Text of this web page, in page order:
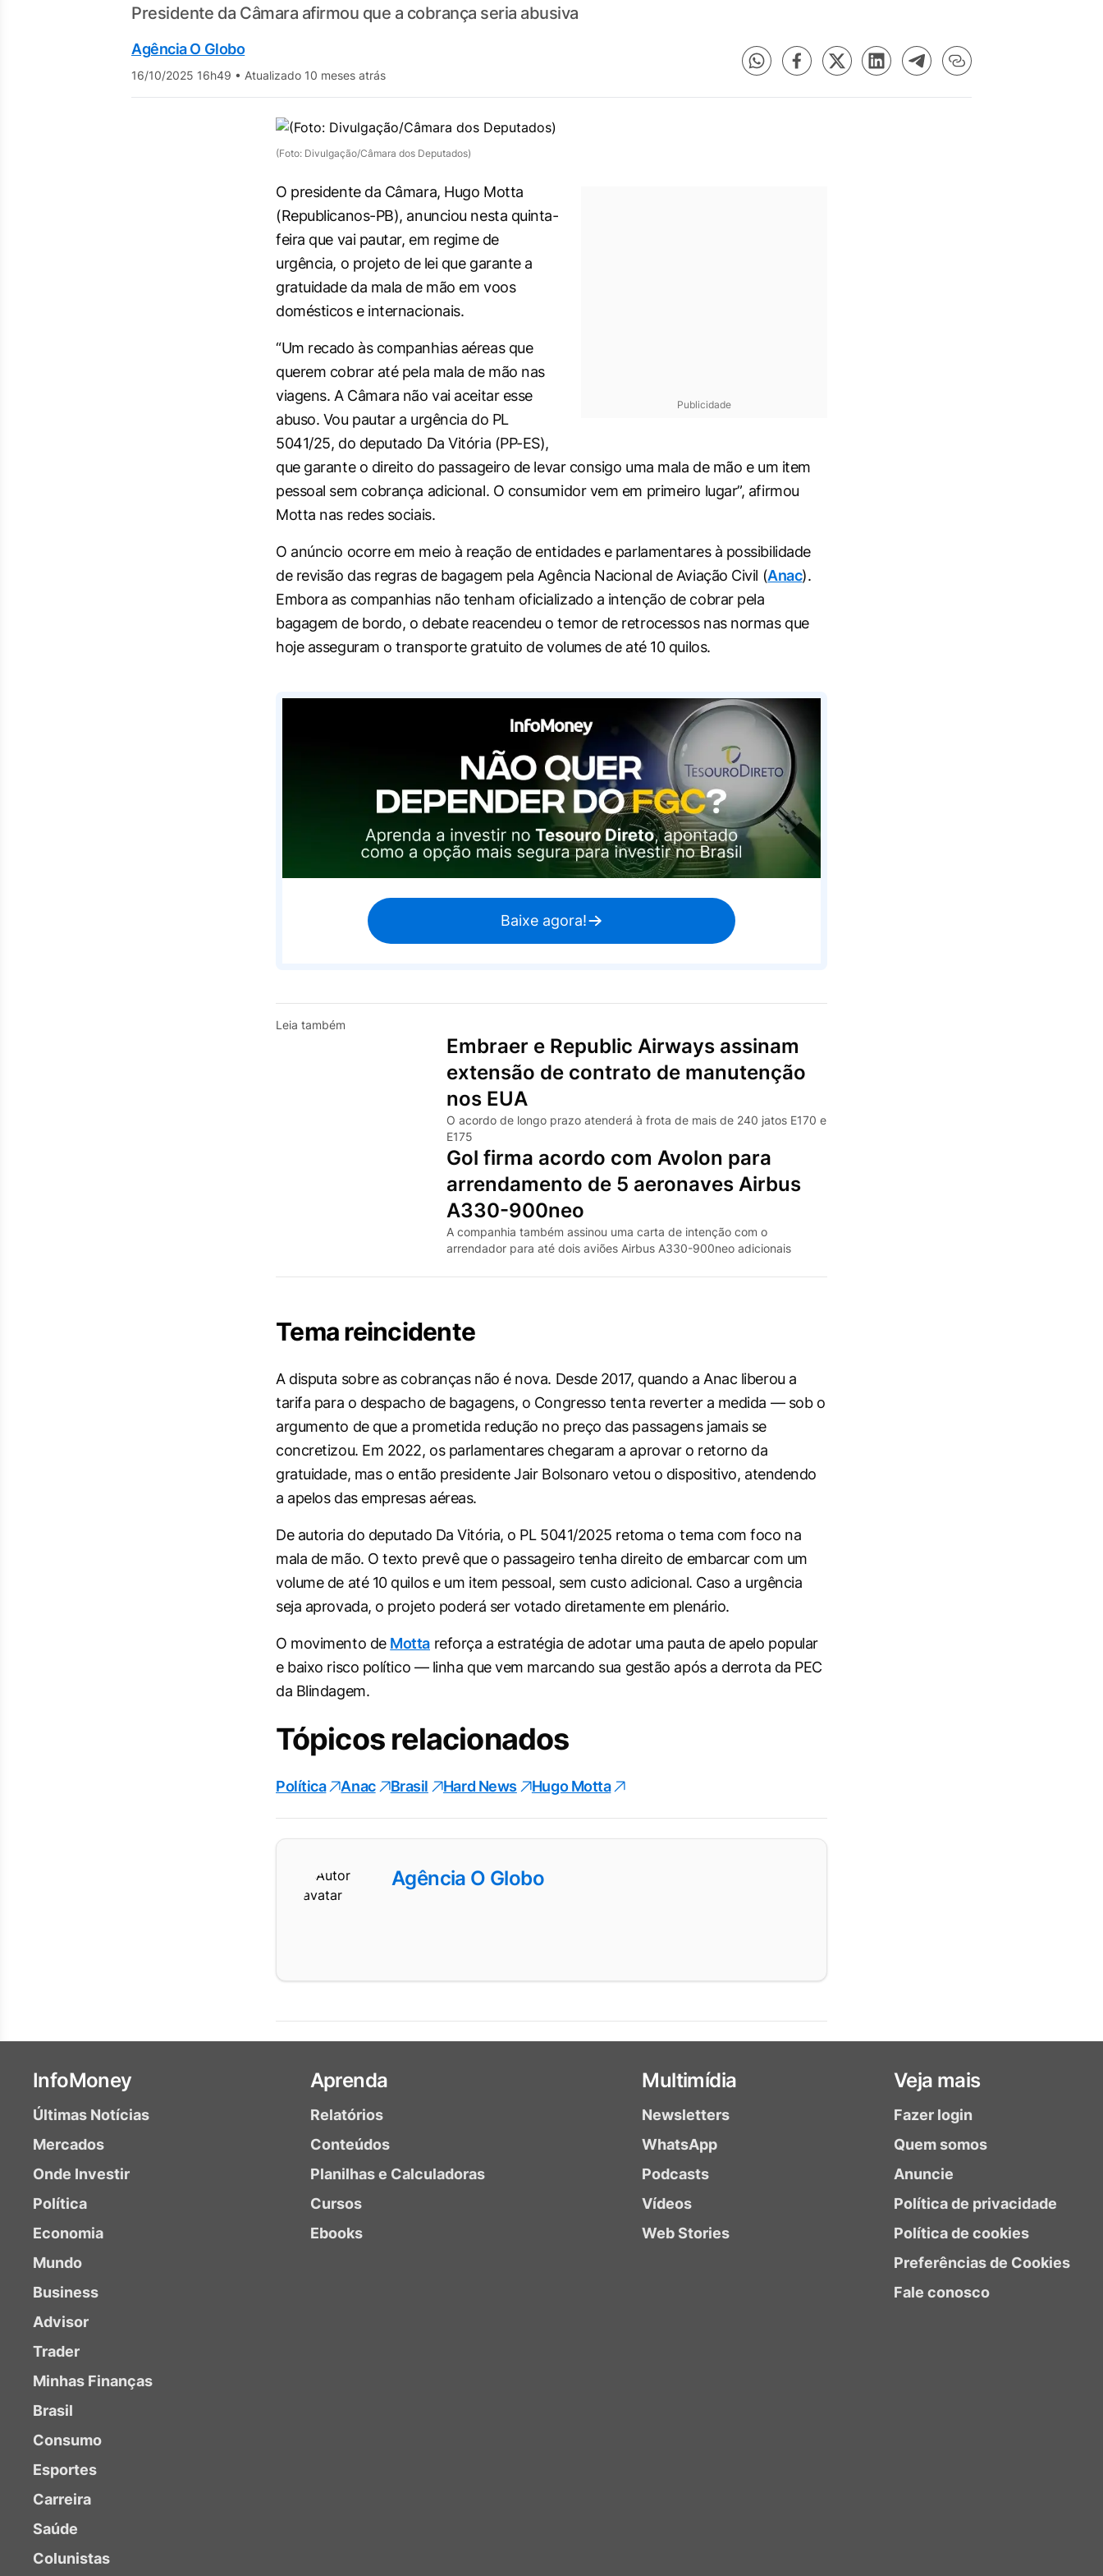
Presidente da Câmara afirmou que a cobrança seria abusiva
Agência O Globo
16/10/2025 16h49 • Atualizado 10 meses atrás
(Foto: Divulgação/Câmara dos Deputados)
Publicidade
O presidente da Câmara, Hugo Motta
(Republicanos-PB), anunciou nesta quinta-
feira que vai pautar, em regime de
urgência, o projeto de lei que garante a
gratuidade da mala de mão em voos
domésticos e internacionais.
“Um recado às companhias aéreas que
querem cobrar até pela mala de mão nas
viagens. A Câmara não vai aceitar esse
abuso. Vou pautar a urgência do PL
5041/25, do deputado Da Vitória (PP-ES),
que garante o direito do passageiro de levar consigo uma mala de mão e um item
pessoal sem cobrança adicional. O consumidor vem em primeiro lugar”, afirmou
Motta nas redes sociais.
O anúncio ocorre em meio à reação de entidades e parlamentares à possibilidade
de revisão das regras de bagagem pela Agência Nacional de Aviação Civil (Anac).
Embora as companhias não tenham oficializado a intenção de cobrar pela
bagagem de bordo, o debate reacendeu o temor de retrocessos nas normas que
hoje asseguram o transporte gratuito de volumes de até 10 quilos.
Baixe agora!
Leia também
Embraer e Republic Airways assinam
extensão de contrato de manutenção
nos EUA
O acordo de longo prazo atenderá à frota de mais de 240 jatos E170 e
E175
Gol firma acordo com Avolon para
arrendamento de 5 aeronaves Airbus
A330-900neo
A companhia também assinou uma carta de intenção com o
arrendador para até dois aviões Airbus A330-900neo adicionais
Tema reincidente
A disputa sobre as cobranças não é nova. Desde 2017, quando a Anac liberou a
tarifa para o despacho de bagagens, o Congresso tenta reverter a medida — sob o
argumento de que a prometida redução no preço das passagens jamais se
concretizou. Em 2022, os parlamentares chegaram a aprovar o retorno da
gratuidade, mas o então presidente Jair Bolsonaro vetou o dispositivo, atendendo
a apelos das empresas aéreas.
De autoria do deputado Da Vitória, o PL 5041/2025 retoma o tema com foco na
mala de mão. O texto prevê que o passageiro tenha direito de embarcar com um
volume de até 10 quilos e um item pessoal, sem custo adicional. Caso a urgência
seja aprovada, o projeto poderá ser votado diretamente em plenário.
O movimento de Motta reforça a estratégia de adotar uma pauta de apelo popular
e baixo risco político — linha que vem marcando sua gestão após a derrota da PEC
da Blindagem.
Tópicos relacionados
Política Anac Brasil Hard News Hugo Motta
Agência O Globo
InfoMoney
Últimas Notícias
Mercados
Onde Investir
Política
Economia
Mundo
Business
Advisor
Trader
Minhas Finanças
Brasil
Consumo
Esportes
Carreira
Saúde
Colunistas
Aprenda
Relatórios
Conteúdos
Planilhas e Calculadoras
Cursos
Ebooks
Multimídia
Newsletters
WhatsApp
Podcasts
Vídeos
Web Stories
Veja mais
Fazer login
Quem somos
Anuncie
Política de privacidade
Política de cookies
Preferências de Cookies
Fale conosco